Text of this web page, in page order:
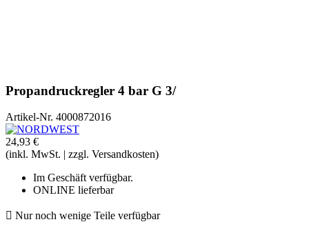
Propandruckregler 4 bar G 3/
Artikel-Nr. 4000872016
24,93 €
(inkl. MwSt. | zzgl. Versandkosten)
Im Geschäft verfügbar.
ONLINE lieferbar
 Nur noch wenige Teile verfügbar